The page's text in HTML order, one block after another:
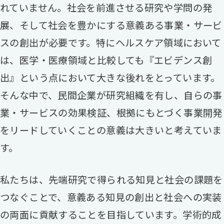
れていません。社会を前進させる研究や学問の発
展、そして社会を豊かにする意義ある事業・サービ
スの創出が必要です。特にヘルスケア領域において
は、医学・医療領域と比較しても『エビデンス創
出』という点において大きな後れをとっています。
そんな中で、民間企業が研究組織を有し、自らの事
業・サービスの効果検証、根拠にもとづく事業開発
をリードしていくことの意義は大きいと考えていま
す。
私たちは、先端研究で得られる知見と社会の課題を
つなぐことで、意義ある知見の創出と社会への実装
の両面に貢献することを目指しています。学術的成